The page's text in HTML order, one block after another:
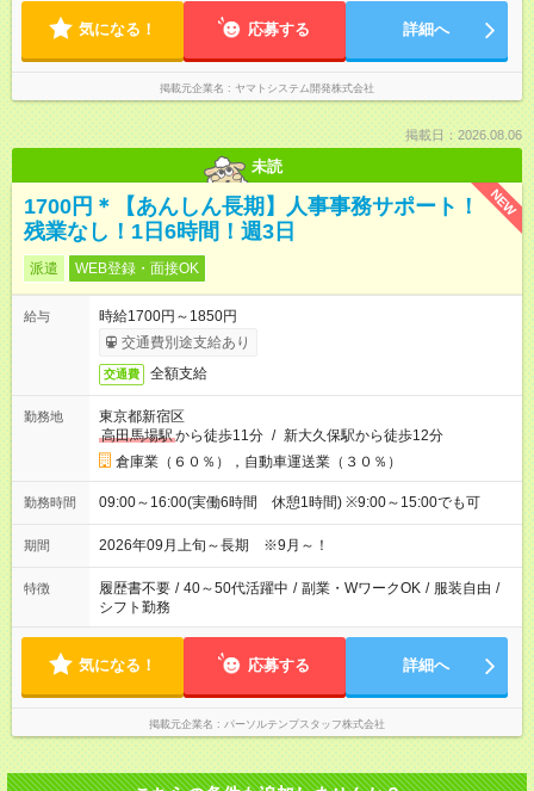
働6時間） 勤務日数 週4日以上 ■パターン3 勤務時間 10：00
気になる！ 応募する 詳細へ
掲載元企業名 ヤマトシステム開発株式会社
掲載日：2026.08.06
未読
NEW
1700円＊【あんしん長期】人事事務サポート！
残業なし！1日6時間！週3日
派遣 WEB登録・面接OK
給与
時給1700円～1850円
交通費別途支給あり
交通費 全額支給
勤務地
東京都新宿区
高田馬場駅から徒歩11分 / 新大久保駅から徒歩12分
倉庫業（６０％），自動車運送業（３０％）
勤務時間 09:00～16:00(実働6時間 休憩1時間) ※9:00～15:00でも可
期間 2026年09月上旬～長期 ※9月～！
特徴 履歴書不要 / 40～50代活躍中 / 副業・WワークOK / 服装自由 /
シフト勤務
気になる！ 応募する 詳細へ
掲載元企業名 パーソルテンプスタッフ株式会社